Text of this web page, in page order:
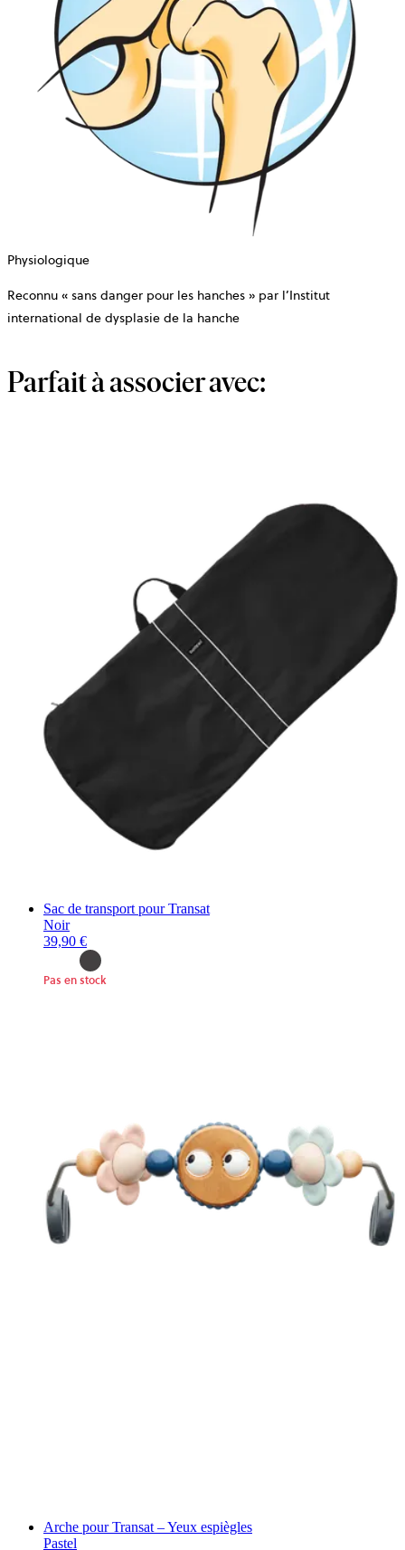
Physiologique
Reconnu « sans danger pour les hanches » par l’Institut
international de dysplasie de la hanche
Parfait à associer avec:
Sac de transport pour Transat
Noir
39,90 €
Pas en stock
Arche pour Transat – Yeux espiègles
Pastel